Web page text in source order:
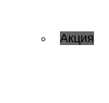
Акция